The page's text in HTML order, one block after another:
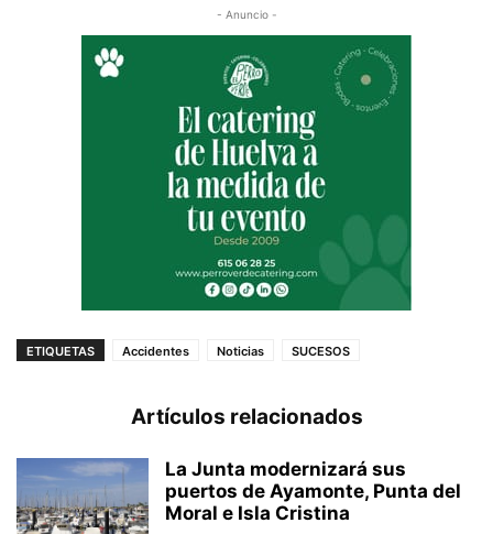
- Anuncio -
ETIQUETAS Accidentes Noticias SUCESOS
Artículos relacionados
La Junta modernizará sus
puertos de Ayamonte, Punta del
Moral e Isla Cristina